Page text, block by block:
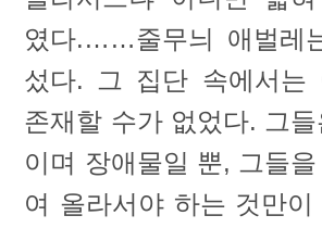
였다.……줄무늬 애벌레
섰다. 그 집단 속에서는
존재할 수가 없었다. 그
이며 장애물일 뿐, 그들
여 올라서야 하는 것만이